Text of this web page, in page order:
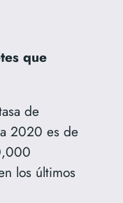
que
de
2020 es de
los últimos